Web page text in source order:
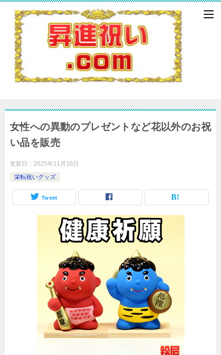
女性への異動のプレゼントなど花以外のお祝
い品を販売
更新日： 2025年11月16日
栄転祝いグッズ
Tweet